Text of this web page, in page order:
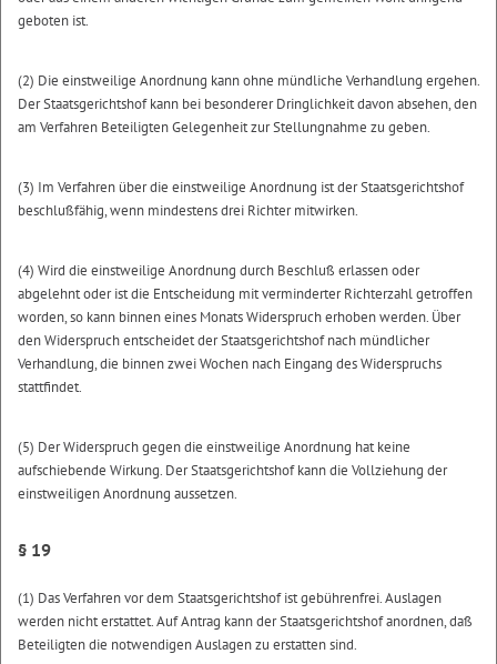
geboten ist.
(2) Die einstweilige Anordnung kann ohne mündliche Verhandlung ergehen.
Der Staatsgerichtshof kann bei besonderer Dringlichkeit davon absehen, den
am Verfahren Beteiligten Gelegenheit zur Stellungnahme zu geben.
(3) Im Verfahren über die einstweilige Anordnung ist der Staatsgerichtshof
beschlußfähig, wenn mindestens drei Richter mitwirken.
(4) Wird die einstweilige Anordnung durch Beschluß erlassen oder
abgelehnt oder ist die Entscheidung mit verminderter Richterzahl getroffen
worden, so kann binnen eines Monats Widerspruch erhoben werden. Über
den Widerspruch entscheidet der Staatsgerichtshof nach mündlicher
Verhandlung, die binnen zwei Wochen nach Eingang des Widerspruchs
stattfindet.
(5) Der Widerspruch gegen die einstweilige Anordnung hat keine
aufschiebende Wirkung. Der Staatsgerichtshof kann die Vollziehung der
einstweiligen Anordnung aussetzen.
§ 19
(1) Das Verfahren vor dem Staatsgerichtshof ist gebührenfrei. Auslagen
werden nicht erstattet. Auf Antrag kann der Staatsgerichtshof anordnen, daß
Beteiligten die notwendigen Auslagen zu erstatten sind.